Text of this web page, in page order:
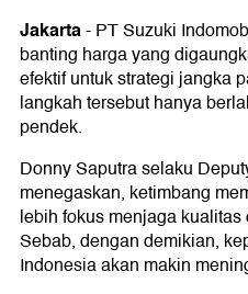
Jakarta-PT Suzuki
banting harga yang
efektif untuk strategi jangka
langkah tersebut hanya
pendek.
Donny Saputra selaku
menegaskan, ketimbang
lebih fokus menjaga
Sebab, dengan demikian,
Indonesia akan makin